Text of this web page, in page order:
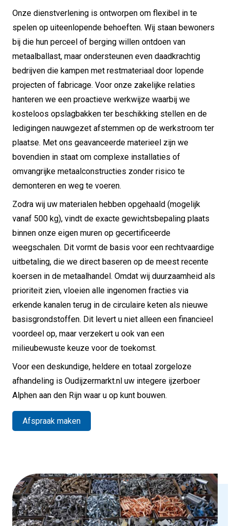
Onze dienstverlening is ontworpen om flexibel in te
spelen op uiteenlopende behoeften. Wij staan bewoners
bij die hun perceel of berging willen ontdoen van
metaalballast, maar ondersteunen even daadkrachtig
bedrijven die kampen met restmateriaal door lopende
projecten of fabricage. Voor onze zakelijke relaties
hanteren we een proactieve werkwijze waarbij we
kosteloos opslagbakken ter beschikking stellen en de
ledigingen nauwgezet afstemmen op de werkstroom ter
plaatse. Met ons geavanceerde materieel zijn we
bovendien in staat om complexe installaties of
omvangrijke metaalconstructies zonder risico te
demonteren en weg te voeren.
Zodra wij uw materialen hebben opgehaald (mogelijk
vanaf 500 kg), vindt de exacte gewichtsbepaling plaats
binnen onze eigen muren op gecertificeerde
weegschalen. Dit vormt de basis voor een rechtvaardige
uitbetaling, die we direct baseren op de meest recente
koersen in de metaalhandel. Omdat wij duurzaamheid als
prioriteit zien, vloeien alle ingenomen fracties via
erkende kanalen terug in de circulaire keten als nieuwe
basisgrondstoffen. Dit levert u niet alleen een financieel
voordeel op, maar verzekert u ook van een
milieubewuste keuze voor de toekomst.
Voor een deskundige, heldere en totaal zorgeloze
afhandeling is Oudijzermarkt.nl uw integere ijzerboer
Alphen aan den Rijn waar u op kunt bouwen.
Afspraak maken